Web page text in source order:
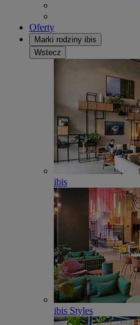
Oferty
Marki rodziny ibis
Wstecz
ibis
ibis Styles